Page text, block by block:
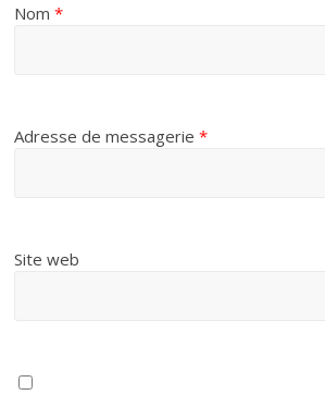
Nom*
Adresse de messagerie*
Site web